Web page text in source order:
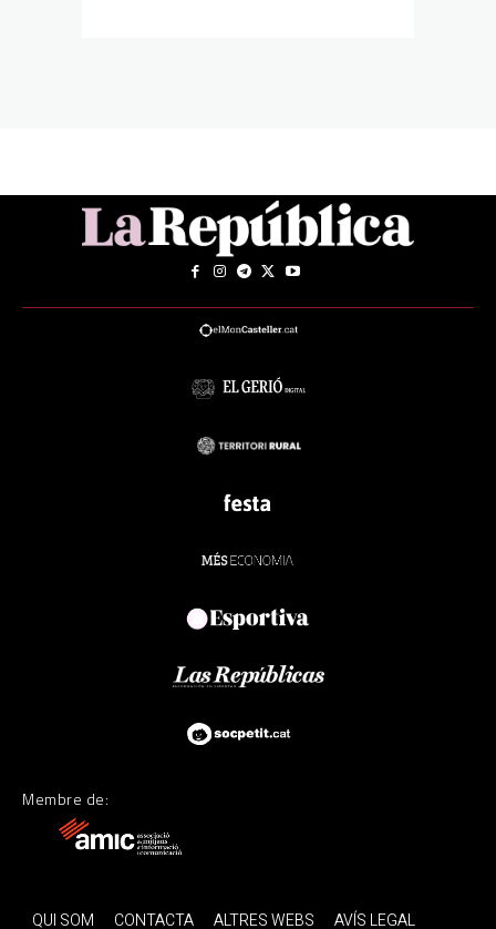
Membre de:
QUI SOM CONTACTA ALTRES WEBS AVÍS LEGAL